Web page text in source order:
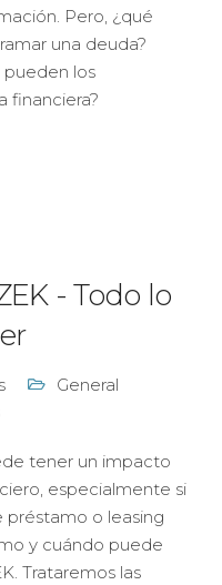
Pero, ¿qué
una deuda?
los
financiera?
- Todo lo
General
tener un impacto
especialmente si
préstamo o leasing
y cuándo puede
Trataremos las